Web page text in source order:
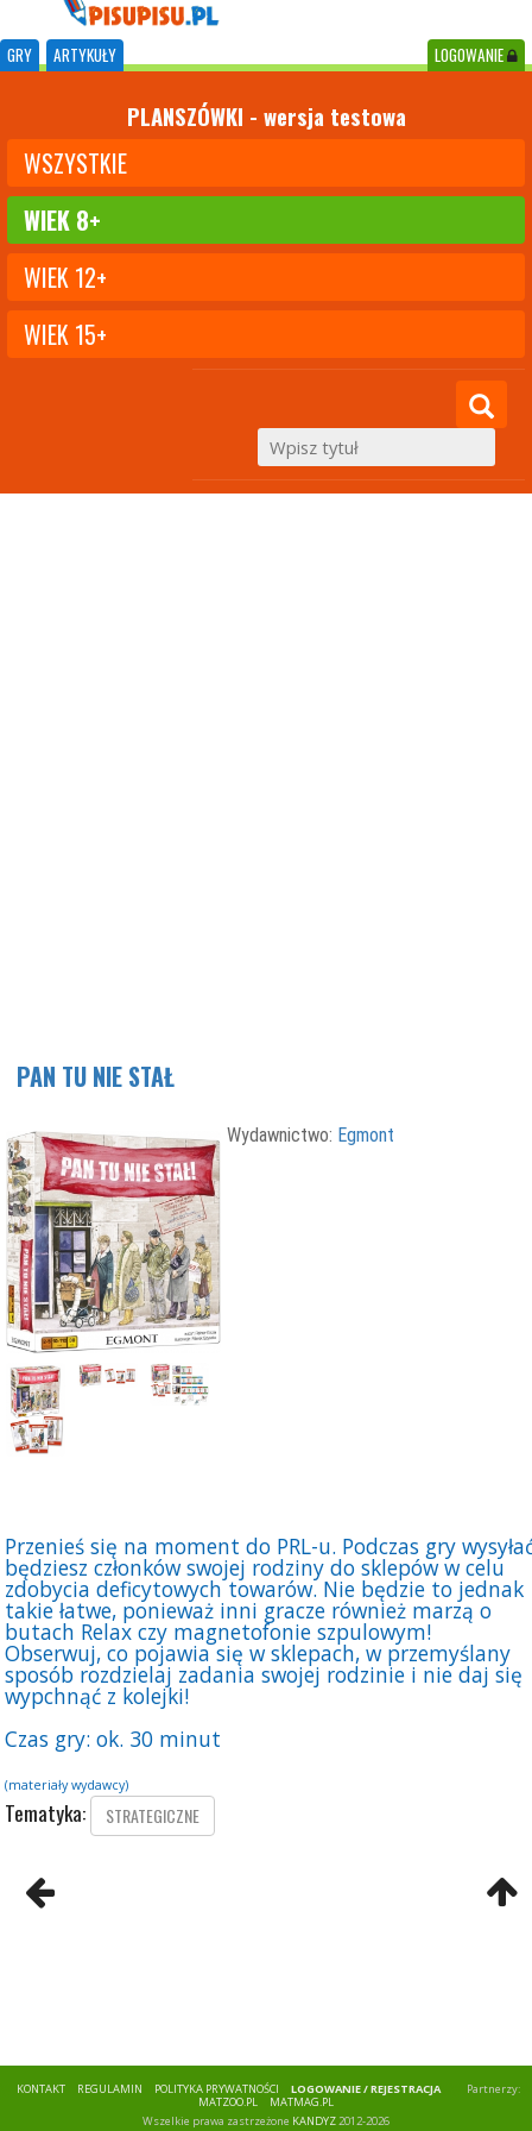
GRY ARTYKUŁY LOGOWANIE
PLANSZÓWKI - wersja testowa
WSZYSTKIE
WIEK 8+
WIEK 12+
WIEK 15+
PAN TU NIE STAŁ
Wydawnictwo: Egmont
Przenieś się na moment do PRL-u. Podczas gry
będziesz członków swojej rodziny do sklepów w celu
zdobycia deficytowych towarów. Nie będzie to jednak
takie łatwe, ponieważ inni gracze również marzą o
butach Relax czy magnetofonie szpulowym!
Obserwuj, co pojawia się w sklepach, w przemyślany
sposób rozdzielaj zadania swojej rodzinie i nie daj się
wypchnąć z kolejki!
Czas gry: ok. 30 minut
(materiały wydawcy)
Tematyka: STRATEGICZNE
KONTAKT REGULAMIN POLITYKA PRYWATNOŚCI LOGOWANIE / REJESTRACJA
Partnerzy:
MATZOO.PL
MATMAG.PL
Wszelkie prawa zastrzeżone KANDYZ2012-2026